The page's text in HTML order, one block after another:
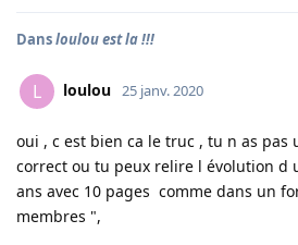
Dansloulou est la !!!
L loulou 25 janv. 2020
oui , c est bien ca le truc , tu n as pas
correct ou tu peux relire l évolution d
ans avec 10 pages comme dans un
membres ",